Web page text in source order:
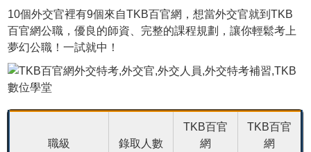
10個外交官裡有9個來自TKB百官網，想當外交官就到TKB
百官網公職，優良的師資、完整的課程規劃，讓你輕鬆考上
夢幻公職！一試就中！
職級 錄取人數
TKB百官
網
TKB百官
網